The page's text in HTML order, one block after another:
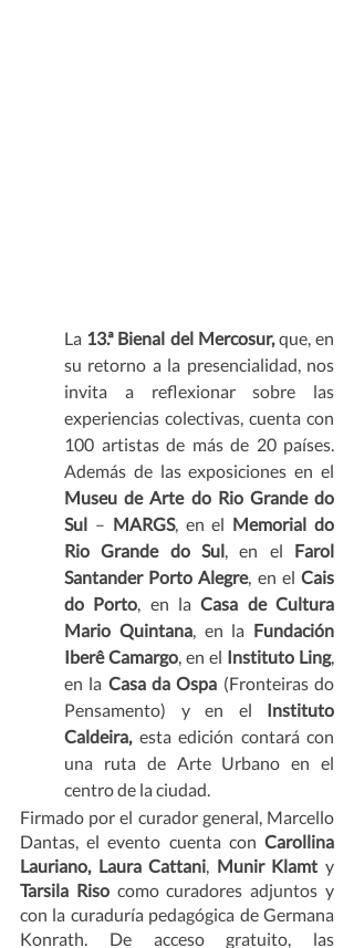
La 13.ª Bienal del Mercosur, que, en
su retorno a la presencialidad, nos
invita a reflexionar sobre las
experiencias colectivas, cuenta con
100 artistas de más de 20 países.
Museu de Arte do Rio Grande do
Sul – MARGS, en el Memorial do
Rio Grande do Sul , en el Farol
Santander Porto Alegre, en el Cais
do Porto , en la Casa de Cultura
Mario Quintana, en la Fundación
Iberê Camargo , en el Instituto Ling,
en la Casa da Ospa (Fronteiras do
Pensamento) y en el Instituto
Caldeira, esta edición contará con
una ruta de Arte Urbano en el
centro de la ciudad.
Firmado por el curador general, Marcello
Dantas, el evento cuenta con Carollina
Lauriano, Laura Cattani, Munir Klamt
Tarsila Riso como curadores adjuntos y
con la curaduría pedagógica de Germana
Konrath. De acceso gratuito, las